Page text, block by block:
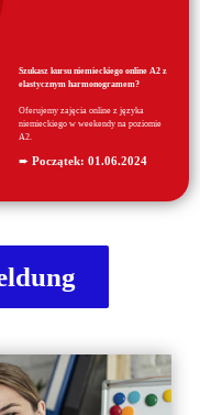
Szukasz kursu niemieckiego online A2 z
elastycznym harmonogramem?
Oferujemy zajęcia online z języka
niemieckiego w weekendy na poziomie
A2.
➨ Początek: 01.06.2024